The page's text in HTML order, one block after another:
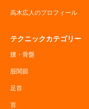
高木広人のプロフィール
テクニックカテゴリー
腰・骨盤
股関節
足首
首